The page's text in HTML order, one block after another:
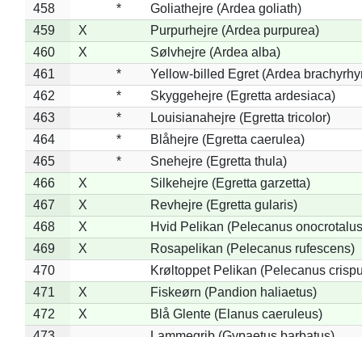
458
*
Goliathejre (Ardea goliath)
459
X
Purpurhejre (Ardea purpurea)
460
X
Sølvhejre (Ardea alba)
461
*
Yellow-billed Egret (Ardea
462
*
Skyggehejre (Egretta ardesiaca)
463
*
Louisianahejre (Egretta tricolor)
464
*
Blåhejre (Egretta caerulea)
465
*
Snehejre (Egretta thula)
466
X
Silkehejre (Egretta garzetta)
467
X
Revhejre (Egretta gularis)
468
X
Hvid Pelikan (Pelecanus
469
X
Rosapelikan (Pelecanus rufescens)
470
Krøltoppet Pelikan (Pelecanus
471
X
Fiskeørn (Pandion haliaetus)
472
X
Blå Glente (Elanus caeruleus)